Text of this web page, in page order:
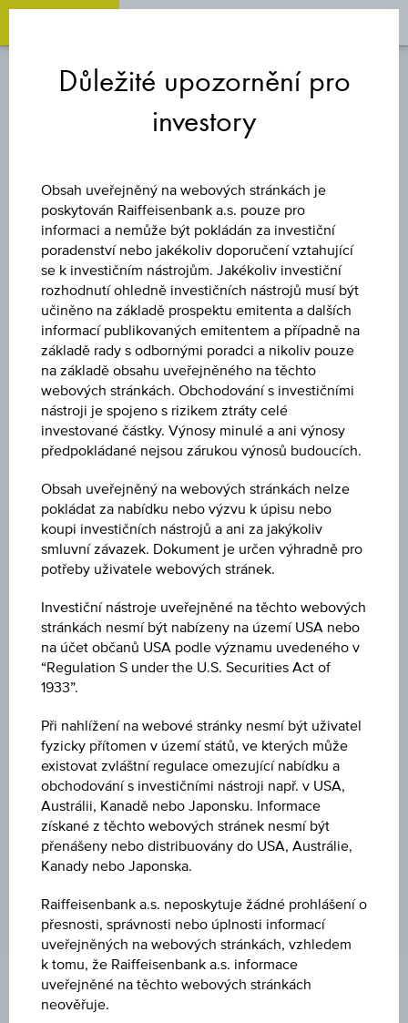
Quicklinks
INDEXOVÝ /
LONG GOLD
FUTURE
Uveřejněné produktové informace jsou určeny čistě pro
investory, kteří již mají produkt ve svém portfoliu. Tyto údaje
neslouží jako doporučení ani jako nabídka k nákupu těchto
cenných papírů.
ZMĚNA
-0,35(-0,12 %)
NÁKUP
EUR 294,980
PRODEJ
EUR 295,420
POSLEDNÍ AKTUALIZACE
16:48:31.170
Koordinovaný
světový
čas
(UTC)
CENA PODKL. AKTIVA
-
ZMĚNA PODKLADOVÉHO AKTIVA
-
Klíčové údaje
Důležité upozornění pro
investory
Obsah uveřejněný na webových stránkách je
poskytován Raiffeisenbank a.s. pouze pro
informaci a nemůže být pokládán za investiční
poradenství nebo jakékoliv doporučení vztahující
se k investičním nástrojům. Jakékoliv investiční
rozhodnutí ohledně investičních nástrojů musí být
učiněno na základě prospektu emitenta a dalších
informací publikovaných emitentem a případně na
základě rady s odbornými poradci a nikoliv pouze
na základě obsahu uveřejněného na těchto
webových stránkách. Obchodování s investičními
nástroji je spojeno s rizikem ztráty celé
investované částky. Výnosy minulé a ani výnosy
předpokládané nejsou zárukou výnosů budoucích.
Obsah uveřejněný na webových stránkách nelze
pokládat za nabídku nebo výzvu k úpisu nebo
koupi investičních nástrojů a ani za jakýkoliv
smluvní závazek. Dokument je určen výhradně pro
potřeby uživatele webových stránek.
Investiční nástroje uveřejněné na těchto webových
stránkách nesmí být nabízeny na území USA nebo
na účet občanů USA podle významu uvedeného v
“Regulation S under the U.S. Securities Act of
1933”.
Při nahlížení na webové stránky nesmí být uživatel
fyzicky přítomen v území států, ve kterých může
existovat zvláštní regulace omezující nabídku a
obchodování s investičními nástroji např. v USA,
Austrálii, Kanadě nebo Japonsku. Informace
získané z těchto webových stránek nesmí být
přenášeny nebo distribuovány do USA, Austrálie,
Kanady nebo Japonska.
Raiffeisenbank a.s. neposkytuje žádné prohlášení o
přesnosti, správnosti nebo úplnosti informací
uveřejněných na webových stránkách, vzhledem
k tomu, že Raiffeisenbank a.s. informace
uveřejněné na těchto webových stránkách
neověřuje.